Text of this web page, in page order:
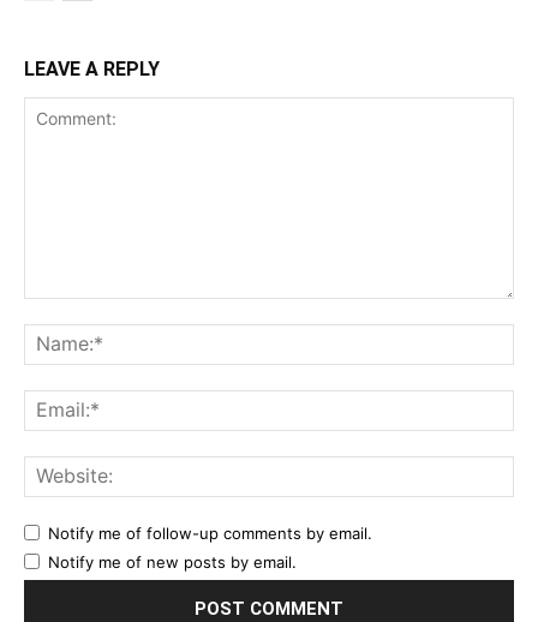
LEAVE A REPLY
Notify me of follow-up comments by email.
Notify me of new posts by email.